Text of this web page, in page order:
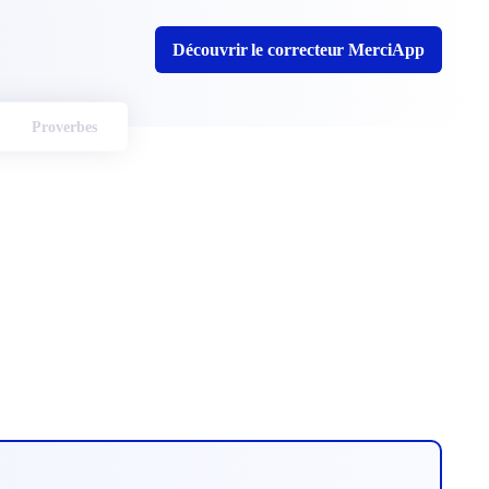
Découvrir le correcteur MerciApp
Proverbes